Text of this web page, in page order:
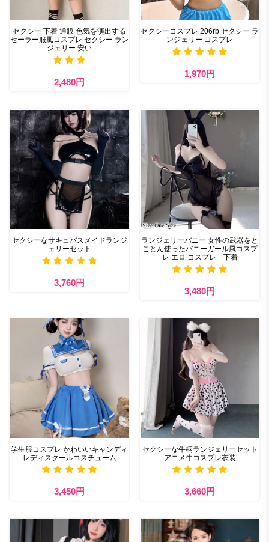
セクシー 下着 通販 色気を演出する
セーラー服風コスプレ セクシー ラン
ジェリー 安い
2,480円
セクシーコスプレ 206rb セクシー ラ
ンジェリー コスプレ
1,970円
セクシーなサキュバスメイドランジ
ェリーセット
3,760円
ランジェリーバニー 女性の武器をと
ことん使ったバニーガール風コスプ
レ エロ コスプレ 下着
3,480円
学生服コスプレ かわいいキャンディ
レディスクールコスチューム
3,450円
セクシーな牛柄ランジェリーセット
アニメ牛コスプレ衣装
3,660円